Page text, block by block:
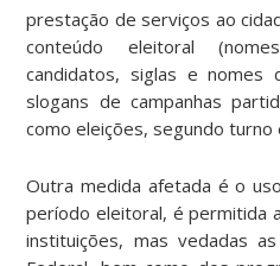
prestação de serviços ao
conteúdo eleitoral
candidatos, siglas e nomes
slogans de campanhas
como eleições, segundo turno
Outra medida afetada é o
período eleitoral, é permitida
instituições, mas vedadas